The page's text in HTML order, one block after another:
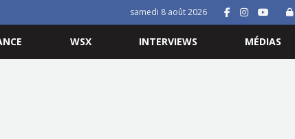
samedi 8 août 2026
WSX INTERVIEWS MÉDIAS